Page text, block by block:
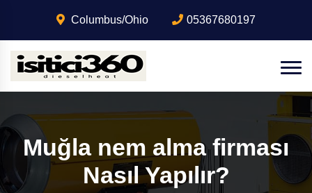
Columbus/Ohio 05367680197
Muğla nem alma firması
Nasıl Yapılır?